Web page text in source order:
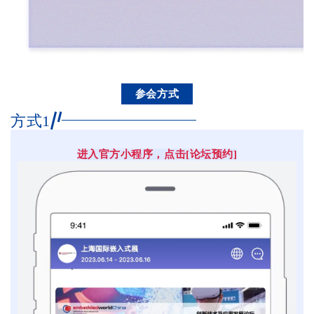
参会方式
方式1
进入官方小程序，点击[论坛预约]